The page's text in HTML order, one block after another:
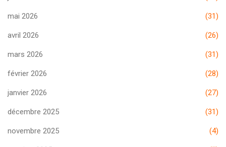
mai 2026 (31)
avril 2026 (26)
mars 2026 (31)
février 2026 (28)
janvier 2026 (27)
décembre 2025 (31)
novembre 2025 (4)